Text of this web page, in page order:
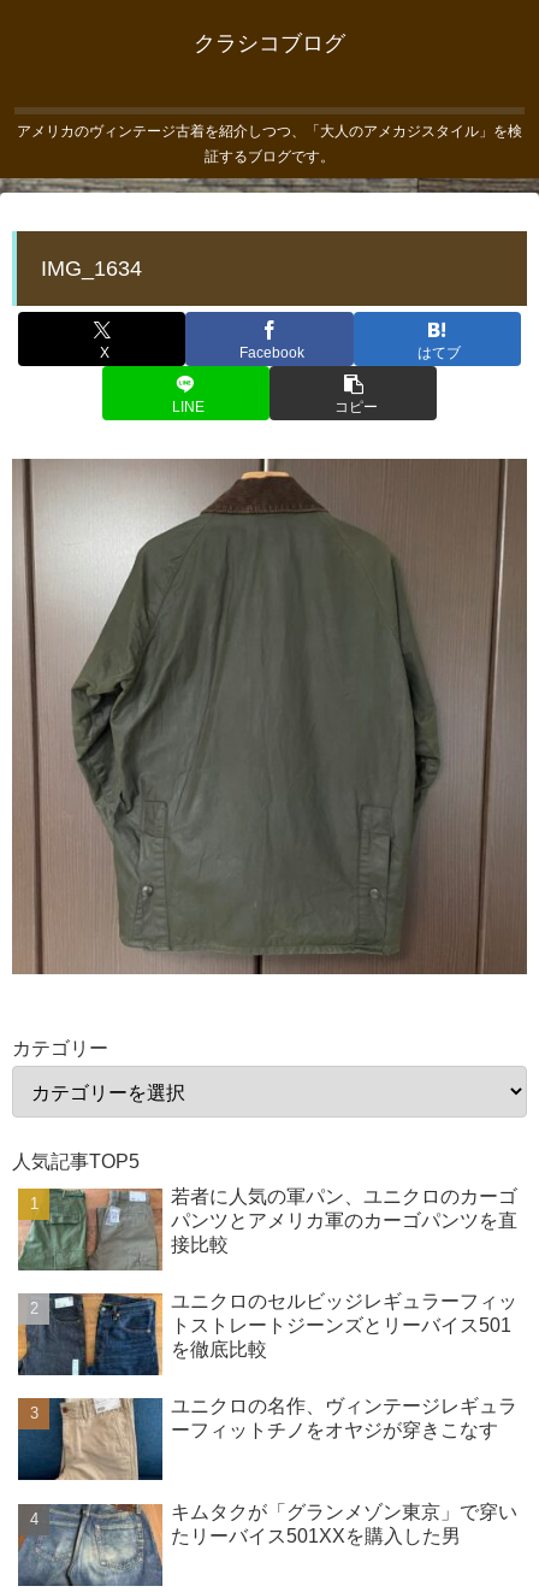
クラシコブログ
アメリカのヴィンテージ古着を紹介しつつ、「大人のアメカジスタイル」を検
証するブログです。
IMG_1634
X Facebook はてブ
LINE コピー
カテゴリー
人気記事TOP5
若者に人気の軍パン、ユニクロのカーゴ
パンツとアメリカ軍のカーゴパンツを直
接比較
ユニクロのセルビッジレギュラーフィッ
トストレートジーンズとリーバイス501
を徹底比較
ユニクロの名作、ヴィンテージレギュラ
ーフィットチノをオヤジが穿きこなす
キムタクが「グランメゾン東京」で穿い
たリーバイス501XXを購入した男